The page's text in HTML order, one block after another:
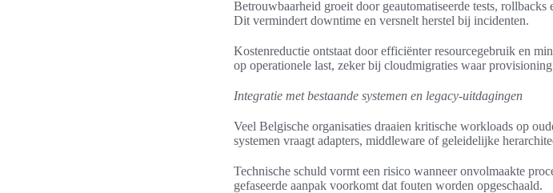
Betrouwbaarheid groeit door geautomatiseerde tests,
Dit vermindert downtime en versnelt herstel bij incidenten.
Kostenreductie ontstaat door efficiënter resourcegebruik en
op operationele last, zeker bij cloudmigraties waar
Integratie met bestaande systemen en legacy-uitdagingen
Veel Belgische organisaties draaien kritische workloads op
systemen vraagt adapters, middleware of geleidelijke
Technische schuld vormt een risico wanneer onvolmaakte
gefaseerde aanpak voorkomt dat fouten worden opgeschaald.